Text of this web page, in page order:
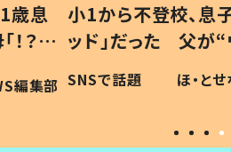
歳息
？」
編集部
小1から不登校、息
ッド」だった 父が
作り続ける理由と
#令和の子
SNSで話題 ほ・と